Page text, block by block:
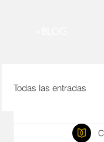
Todas las entradas
Sabiduría